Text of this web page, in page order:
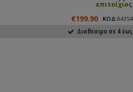
επιτοίχιος
€199.90 ΚΩΔ:
Διαθέσιμο σε 4